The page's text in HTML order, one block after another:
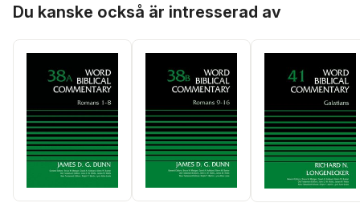
Du kanske också är intresserad av